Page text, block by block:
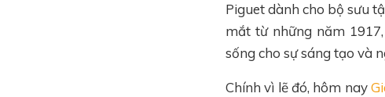
Piguet dành cho bộ sưu
mắt từ những năm
sống cho sự sáng tạo và
Chính vì lẽ đó, hôm nay